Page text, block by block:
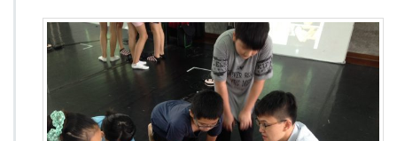
動
按
證〉
中